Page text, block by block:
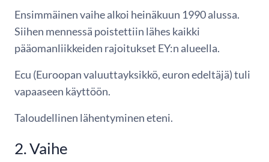
Ensimmäinen vaihe alkoi heinäkuun 1990 alussa.
Siihen mennessä poistettiin lähes kaikki
pääomanliikkeiden rajoitukset EY:n alueella.
Ecu (Euroopan valuuttayksikkö, euron edeltäjä) tuli
vapaaseen käyttöön.
Taloudellinen lähentyminen eteni.
2. Vaihe